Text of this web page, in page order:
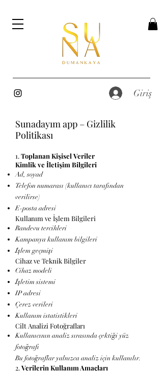
Giriş
Sunadayım app – Gizlilik
Politikası
1. Toplanan Kişisel Veriler
Kimlik ve İletişim Bilgileri
Ad, soyad
Telefon numarası (kullanıcı tarafından
verilirse)
E-posta adresi
Kullanım ve İşlem Bilgileri
Randevu tercihleri
Kampanya kullanım bilgileri
İşlem geçmişi
Cihaz ve Teknik Bilgiler
Cihaz modeli
İşletim sistemi
IP adresi
Çerez verileri
Kullanım istatistikleri
Cilt Analizi Fotoğrafları
Kullanıcının analiz sırasında çektiği yüz
fotoğrafı
Bu fotoğraflar yalnızca analiz için kullanılır.
2. Verilerin Kullanım Amaçları